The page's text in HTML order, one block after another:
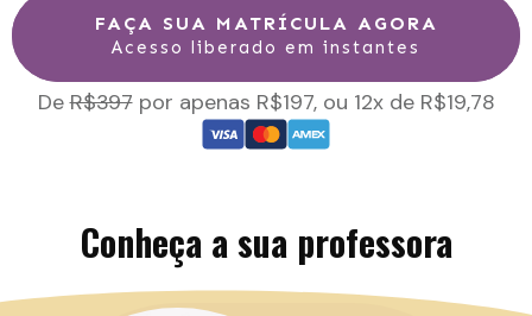
FAÇA SUA MATRÍCULA AGORA
Acesso liberado em instantes
DeR$397por apenas R$197, ou 12x de R$19,78
Conheça a sua professora